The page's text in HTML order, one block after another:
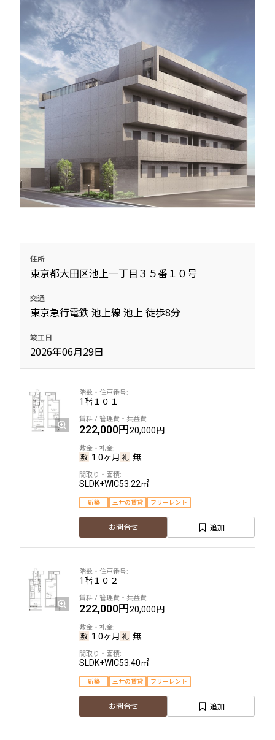
1LDK30.27㎡
新築 三井の賃貸
お問合せ 追加
賃料改定
３０３
154,000円15,000円
1.0ヶ月
1LDK 29.96㎡
3階３０４
207,000円
1.0ヶ月 無
2LDK 43.22㎡
新築 三井の賃貸
4階４０１
215,000円20,000円
1.0ヶ月 無
2LDK 42.80㎡
新築 三井の賃貸
4階４０２
163,000円15,000円
1.0ヶ月 無
住所
東京都大田区池上一丁目３５番１０号
交通
東京急行電鉄 池上線 池上 徒歩8分
竣工日
2026年06月29日
1階１０１
222,000円20,000円
1.0ヶ月 無
SLDK+WIC53.22㎡
新築 三井の賃貸 フリーレント
お問合せ 追加
1階１０２
222,000円20,000円
1.0ヶ月 無
SLDK+WIC53.40㎡
新築 三井の賃貸 フリーレント
お問合せ 追加